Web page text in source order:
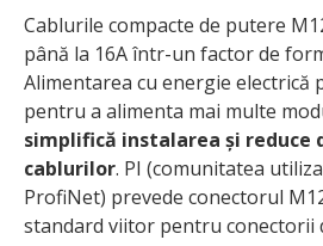
Cablurile compacte de putere
până la 16A într-un factor de
Alimentarea cu energie electrică
pentru a alimenta mai multe
simplifică instalarea și reduce
cablurilor. PI (comunitatea
ProfiNet) prevede conectorul
standard viitor pentru conectorii